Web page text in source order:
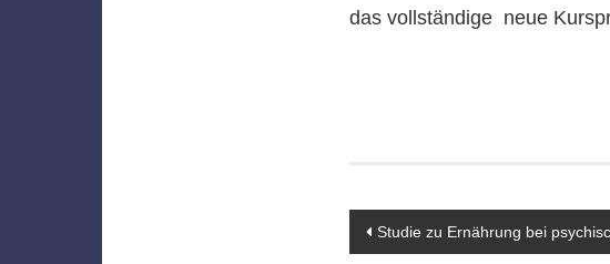
das vollständige neue
Studie zu Ernährung bei